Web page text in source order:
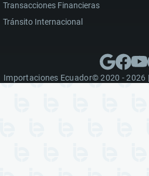
Transacciones Financieras
Tránsito Internacional
Importaciones Ecuador© 2020 - 2026